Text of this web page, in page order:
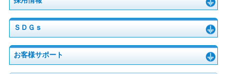
ＳＤＧｓ
お客様サポート